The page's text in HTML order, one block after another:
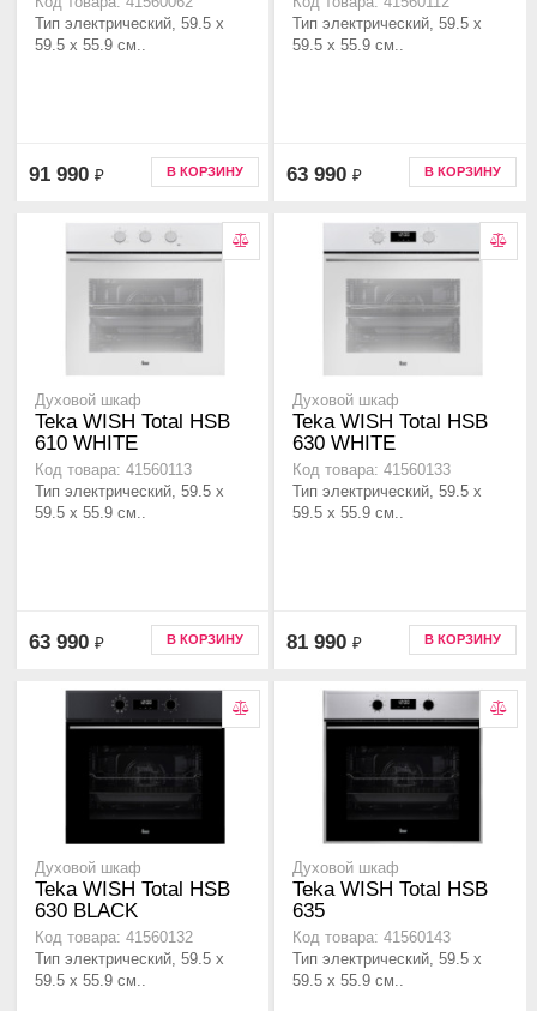
Тип электрический, 59.5 х
59.5 x 55.9 см..
91 990 ₽ В КОРЗИНУ
Тип электрический, 59.5 х
59.5 x 55.9 см..
63 990 ₽ В КОРЗИНУ
Духовой шкаф
Teka WISH Total HSB
610 WHITE
Код товара: 41560113
Тип электрический, 59.5 х
59.5 x 55.9 см..
63 990 ₽ В КОРЗИНУ
Духовой шкаф
Teka WISH Total HSB
630 WHITE
Код товара: 41560133
Тип электрический, 59.5 х
59.5 x 55.9 см..
81 990 ₽ В КОРЗИНУ
Духовой шкаф
Teka WISH Total HSB
630 BLACK
Код товара: 41560132
Тип электрический, 59.5 х
59.5 x 55.9 см..
Духовой шкаф
Teka WISH Total HSB
635
Код товара: 41560143
Тип электрический, 59.5 х
59.5 x 55.9 см..